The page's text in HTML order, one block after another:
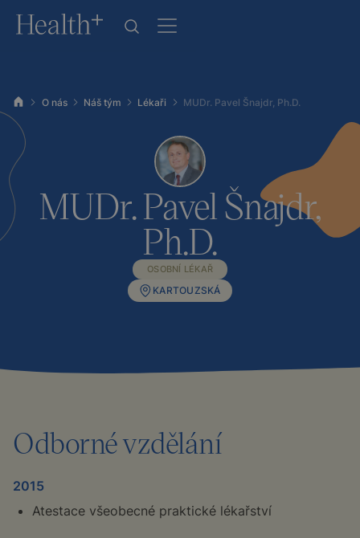
O nás Náš tým Lékaři MUDr. Pavel Šnajdr, Ph.D.
MUDr. Pavel Šnajdr,
Ph.D.
OSOBNÍ LÉKAŘ
KARTOUZSKÁ
Odborné vzdělání
2015
Atestace všeobecné praktické lékařství